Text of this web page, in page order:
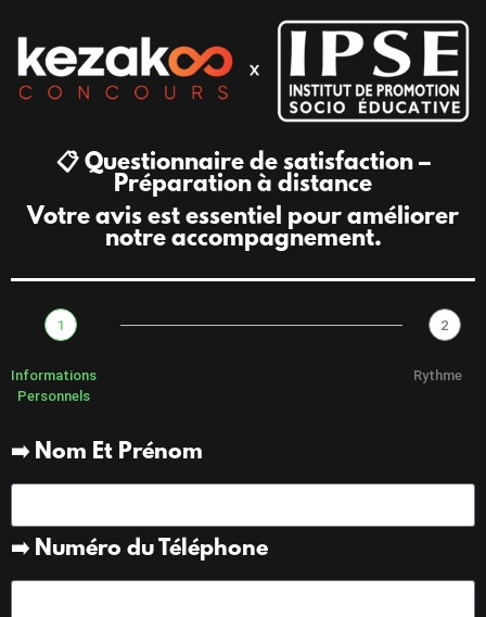
📋 Questionnaire de satisfaction –
Préparation à distance
Votre avis est essentiel pour améliorer
notre accompagnement.
1
Informations
Personnels
2
Rythme
➡️ Nom Et Prénom
➡️ Numéro du Téléphone